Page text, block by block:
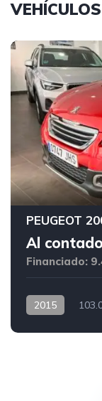
PEUGEOT
Al
Financiado:
2015